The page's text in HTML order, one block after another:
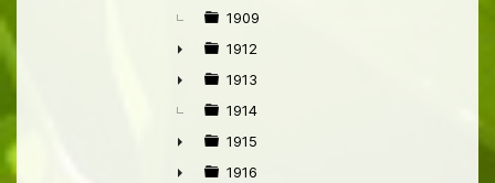
1909
►
1912
►
1913
1914
►
1915
1916